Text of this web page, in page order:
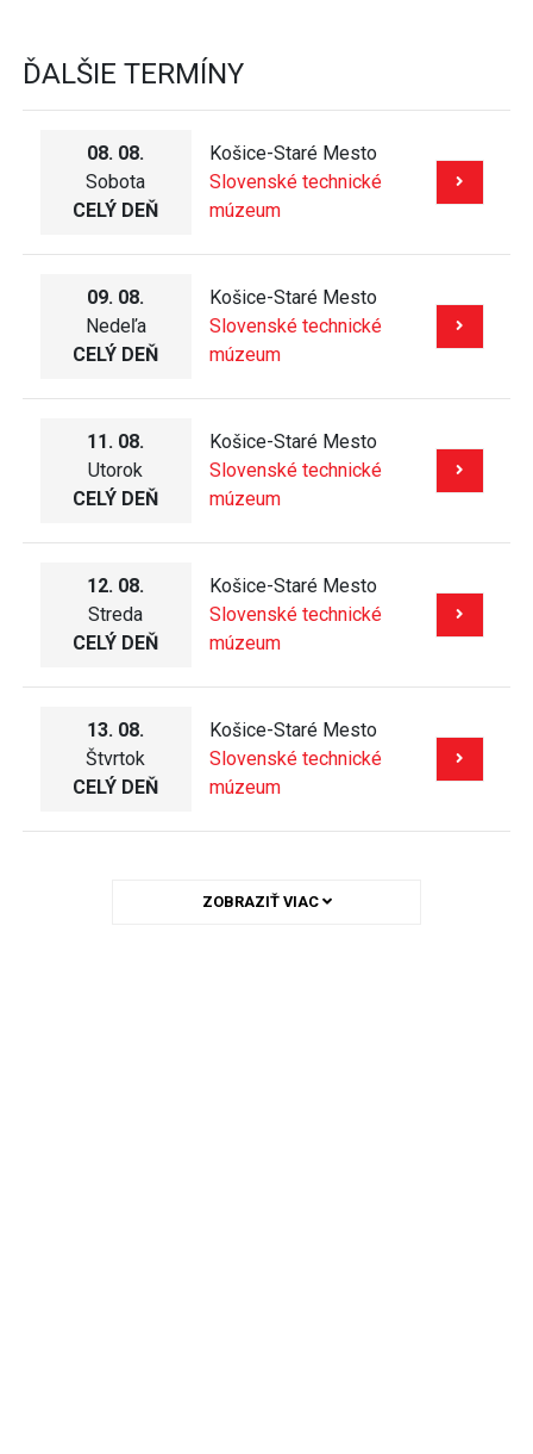
ĎALŠIE TERMÍNY
08. 08.
Sobota
CELÝ DEŇ
Košice-Staré Mesto
Slovenské technické
múzeum
09. 08.
Nedeľa
CELÝ DEŇ
Košice-Staré Mesto
Slovenské technické
múzeum
11. 08.
Utorok
CELÝ DEŇ
Košice-Staré Mesto
Slovenské technické
múzeum
12. 08.
Streda
CELÝ DEŇ
Košice-Staré Mesto
Slovenské technické
múzeum
13. 08.
Štvrtok
CELÝ DEŇ
Košice-Staré Mesto
Slovenské technické
múzeum
ZOBRAZIŤ VIAC